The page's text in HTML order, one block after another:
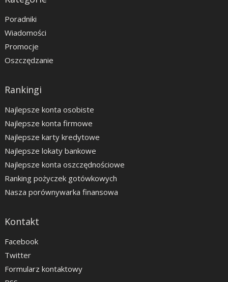
Poradniki
Wiadomości
Promocje
Oszczędzanie
Rankingi
Najlepsze konta osobiste
Najlepsze konta firmowe
Najlepsze karty kredytowe
Najlepsze lokaty bankowe
Najlepsze konta oszczędnościowe
Ranking pożyczek gotówkowych
Nasza porównywarka finansowa
Kontakt
Facebook
Twitter
Formularz kontaktowy